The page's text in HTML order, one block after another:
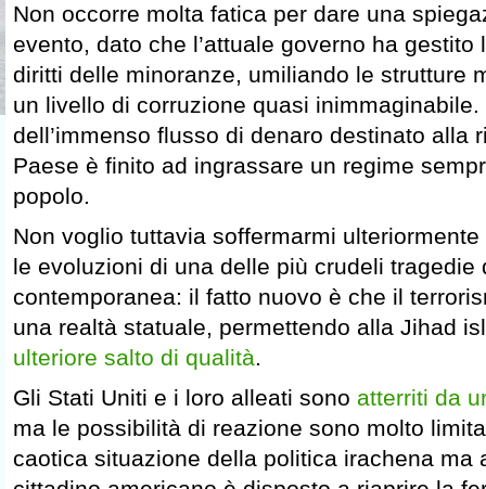
Non occorre molta fatica per dare una
evento, dato che l’attuale governo ha gestito
diritti delle minoranze, umiliando le strutture
un livello di corruzione quasi inimmaginabile.
dell’immenso flusso di denaro destinato alla
Paese è finito ad ingrassare un regime
popolo.
Non voglio tuttavia soffermarmi
le evoluzioni di una delle più crudeli tragedie
contemporanea: il fatto nuovo è che il
una realtà statuale, permettendo alla Jihad
ulteriore salto di qualità.
Gli Stati Uniti e i loro alleati sono atterriti da
ma le possibilità di reazione sono molto
caotica situazione della politica irachena ma